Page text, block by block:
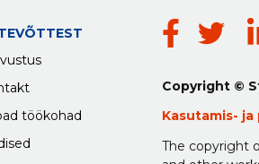
töökohad
Copyright ©
Kasutamis- ja
The copyright